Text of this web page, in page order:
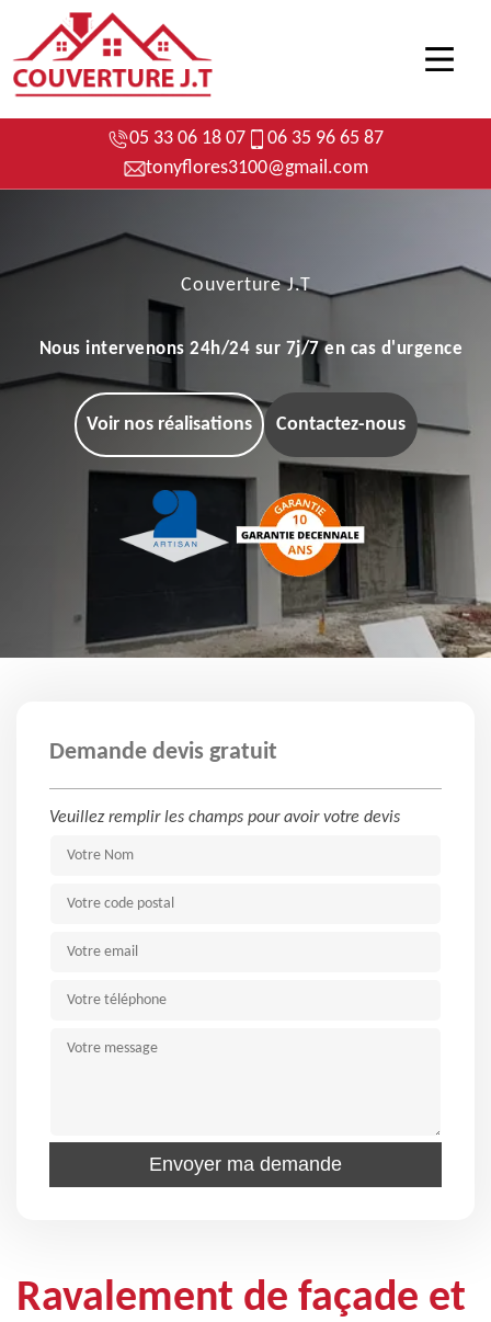
05 33 06 18 07
06 35 96 65 87
tonyflores3100@gmail.com
Couverture J.T
Nous intervenons 24h/24 sur 7j/7 en cas d'urgence
Voir nos réalisations Contactez-nous
Demande devis gratuit
Veuillez remplir les champs pour avoir votre devis
Ravalement de façade et